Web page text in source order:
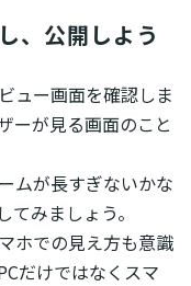
、公開しよう
ュー画面を確認しま
ーが見る画面のこと
ムが長すぎないかな
みましょう。
ホでの見え方も意識
だけではなくスマ